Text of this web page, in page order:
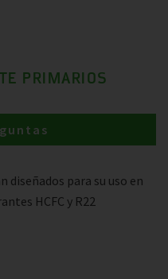
PRIMARIOS
diseñados para su uso en
HCFC y R22